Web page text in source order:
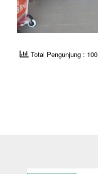
Total Pengunjung : 100